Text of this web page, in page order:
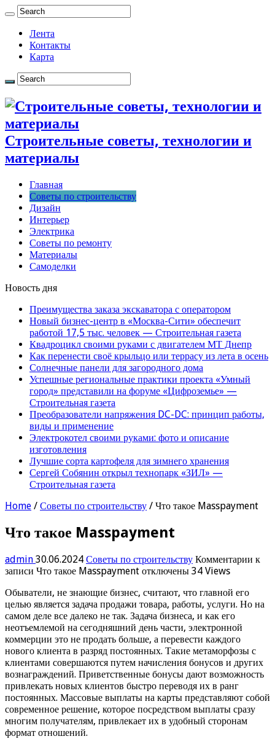
Лента
Контакты
Карта
Строительные советы, технологии и
материалы
Главная
Советы по строительству
Дизайн
Интерьер
Электрика
Советы по ремонту
Материалы
Самоделки
Новость дня
Преимущества заказа экскаватора с оператором
Новый бизнес-центр в «Москва-Сити» обеспечит
работой 17,5 тыс. человек — Строительная газета
Квадроцикл своими руками с двигателем МТ Днепр
Как перенести своё крыльцо или террасу из лета в осень
Солнечные панели для загородного дома
Успешные региональные практики проекта «Умный
город» представили на форуме «Цифроземье» —
Строительная газета
Преобразователи напряжения DC-DC: принцип работы,
виды и применение
Электрокотел своими руками: фото и описание
изготовления
Лучшие сорта картофеля для зимнего хранения
Сергей Собянин открыл технопарк «ЗИЛ» —
Строительная газета
Home / Советы по строительству / Что такое Masspayment
Что такое Masspayment
admin 30.06.2024 Советы по строительству Комментарии к
записи Что такое Masspayment отключены 34 Views
Обыватели, не знающие бизнес, считают, что главной его
целью является задача продажи товара, работы, услуги. Но на
самом деле все далеко не так. Задача бизнеса, и как его
неотъемлемой на сегодняшний день части, электронной
коммерции это не продать больше, а перевести каждого
нового клиента в разряд постоянных. Такие метаморфозы с
клиентами совершаются путем начисления бонусов и других
вознаграждений. Приветственные бонусы дают возможность
привлекать новых клиентов быстро переводя их в ранг
постоянных. Массовые выплаты на карты представляют собой
современное решение, которое посредством выплаты сразу
многим получателям, привлекает их в удобный сторонам
формат отношений.